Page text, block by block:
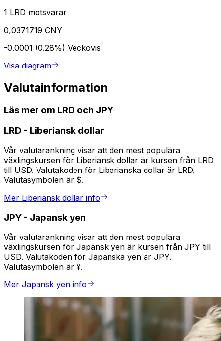
1 LRD motsvarar
0,0371719 CNY
-0.0001 (0.28%) Veckovis
Visa diagram
Valutainformation
Läs mer om LRD och JPY
LRD - Liberiansk dollar
Vår valutarankning visar att den mest populära
växlingskursen för Liberiansk dollar är kursen från LRD
till USD. Valutakoden för Liberianska dollar är LRD.
Valutasymbolen är $.
Mer Liberiansk dollar info
JPY - Japansk yen
Vår valutarankning visar att den mest populära
växlingskursen för Japansk yen är kursen från JPY till
USD. Valutakoden för Japanska yen är JPY.
Valutasymbolen är ¥.
Mer Japansk yen info